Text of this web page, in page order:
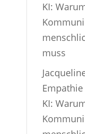
KI:
muss
KI: